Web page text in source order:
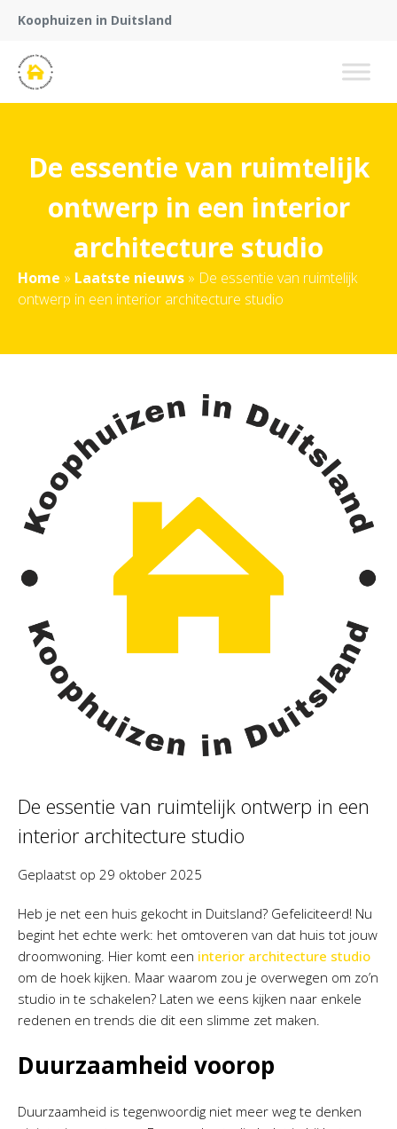
Koophuizen in Duitsland
De essentie van ruimtelijk
ontwerp in een interior
architecture studio
Home » Laatste nieuws » De essentie van ruimtelijk
ontwerp in een interior architecture studio
De essentie van ruimtelijk ontwerp in een
interior architecture studio
Geplaatst op 29 oktober 2025
Heb je net een huis gekocht in Duitsland? Gefeliciteerd! Nu
begint het echte werk: het omtoveren van dat huis tot jouw
droomwoning. Hier komt een interior architecture studio
om de hoek kijken. Maar waarom zou je overwegen om zo’n
studio in te schakelen? Laten we eens kijken naar enkele
redenen en trends die dit een slimme zet maken.
Duurzaamheid voorop
Duurzaamheid is tegenwoordig niet meer weg te denken